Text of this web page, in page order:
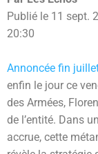
Publié le 11 sept.
20:30
Annoncée fin
enfin le jour ce
des Armées,
de l’entité. Dans
accrue, cette